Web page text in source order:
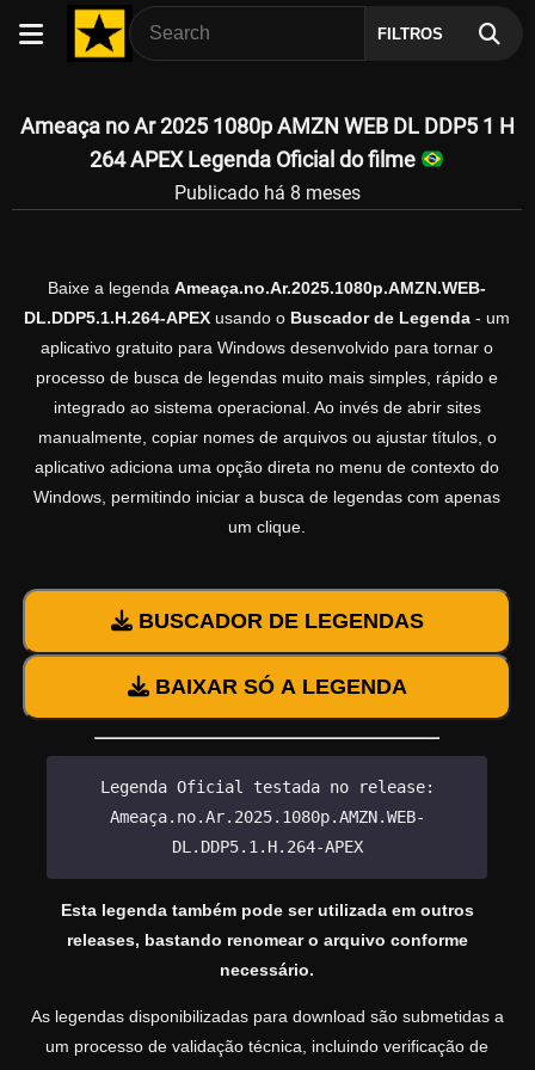
FILTROS
Ameaça no Ar 2025 1080p AMZN WEB DL DDP5 1 H
264 APEX Legenda Oficial do filme
Publicado há 8 meses
Baixe a legenda Ameaça.no.Ar.2025.1080p.AMZN.WEB-
DL.DDP5.1.H.264-APEX usando o Buscador de Legenda - um
aplicativo gratuito para Windows desenvolvido para tornar o
processo de busca de legendas muito mais simples, rápido e
integrado ao sistema operacional. Ao invés de abrir sites
manualmente, copiar nomes de arquivos ou ajustar títulos, o
aplicativo adiciona uma opção direta no menu de contexto do
Windows, permitindo iniciar a busca de legendas com apenas
um clique.
BUSCADOR DE LEGENDAS
BAIXAR SÓ A LEGENDA
Legenda Oficial testada no release:
Ameaça.no.Ar.2025.1080p.AMZN.WEB-
DL.DDP5.1.H.264-APEX
Esta legenda também pode ser utilizada em outros
releases, bastando renomear o arquivo conforme
necessário.
As legendas disponibilizadas para download são submetidas a
um processo de validação técnica, incluindo verificação de